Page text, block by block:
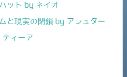
ット by ネイオ
と現実の閉鎖 by アシュター
ィーア